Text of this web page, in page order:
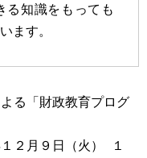
る知識をもっても
ます。
財政教育プログ
９日（火） １